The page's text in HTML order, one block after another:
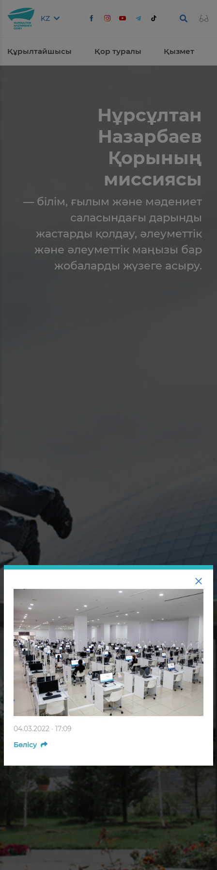
KZ
Құрылтайшысы Қор туралы Қызмет
Нұрсұлтан
Назарбаев
Қорының
миссиясы
— білім, ғылым және мәдениет
саласындағы дарынды
жастарды қолдау, әлеуметтік
және әлеуметтік маңызы бар
жобаларды жүзеге асыру.
04.03.2022 · 17:09
Бөлісу